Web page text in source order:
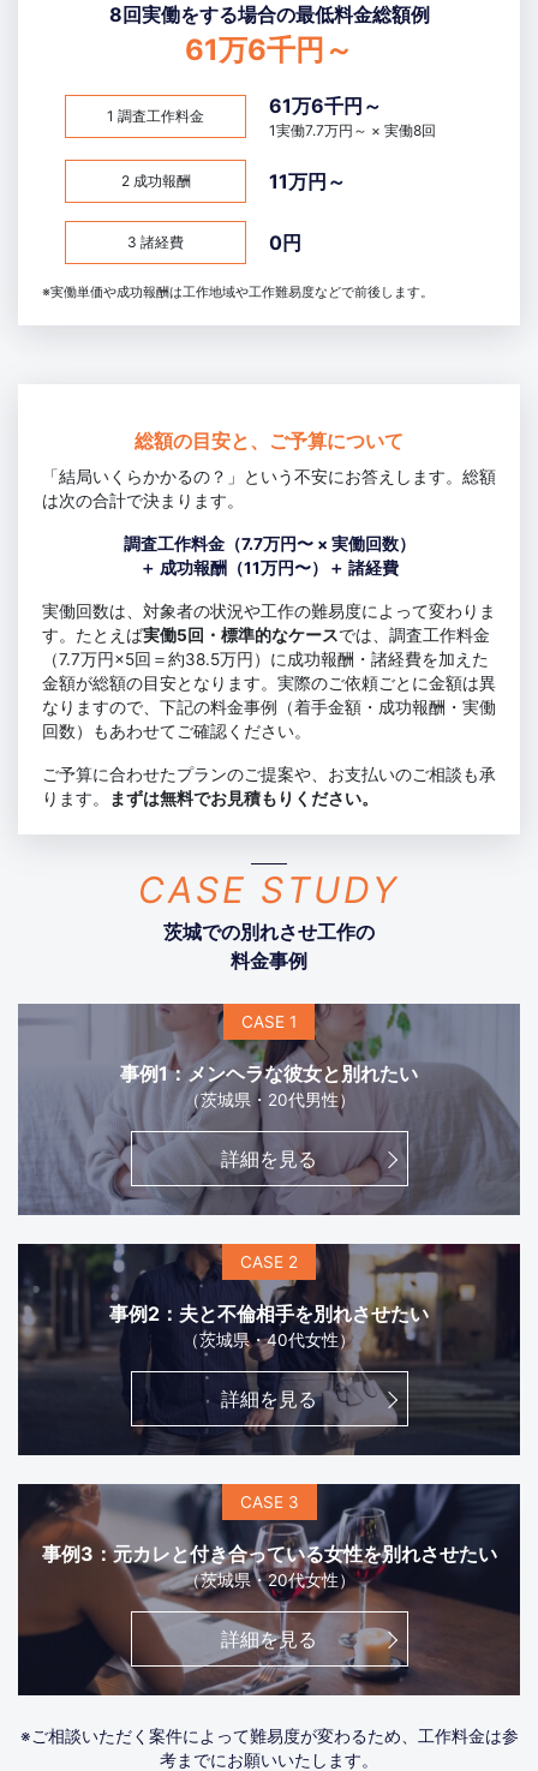
8回実働をする場合の最低料金総額例
61万6千円～
1 調査工作料金 61万6千円～
1実働7.7万円～ × 実働8回
2 成功報酬 11万円～
3 諸経費 0円
※実働単価や成功報酬は工作地域や工作難易度などで前後します。
総額の目安と、ご予算について
「結局いくらかかるの？」という不安にお答えします。総額
は次の合計で決まります。
調査工作料金（7.7万円〜 × 実働回数）
＋ 成功報酬（11万円〜）＋ 諸経費
実働回数は、対象者の状況や工作の難易度によって変わりま
す。たとえば実働5回・標準的なケースでは、調査工作料金
（7.7万円×5回＝約38.5万円）に成功報酬・諸経費を加えた
金額が総額の目安となります。実際のご依頼ごとに金額は異
なりますので、下記の料金事例（着手金額・成功報酬・実働
回数）もあわせてご確認ください。
ご予算に合わせたプランのご提案や、お支払いのご相談も承
ります。
まずは無料でお見積もりください。
CASE STUDY
茨城での別れさせ工作の
料金事例
CASE 1
事例1：メンヘラな彼女と別れたい
（茨城県・20代男性）
詳細を見る
CASE 2
事例2：夫と不倫相手を別れさせたい
（茨城県・40代女性）
詳細を見る
CASE 3
事例3：元カレと付き合っている女性を別れさせたい
（茨城県・20代女性）
詳細を見る
※ご相談いただく案件によって難易度が変わるため、工作料金は参
考までにお願いいたします。